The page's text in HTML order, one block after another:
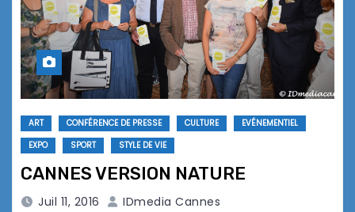
ART CONFÉRENCE DE PRESSE CULTURE
EVÉNEMENTIEL
EXPO
SPORT STYLE DE VIE
CANNES VERSION NATURE
Juil 11, 2016 IDmedia Cannes